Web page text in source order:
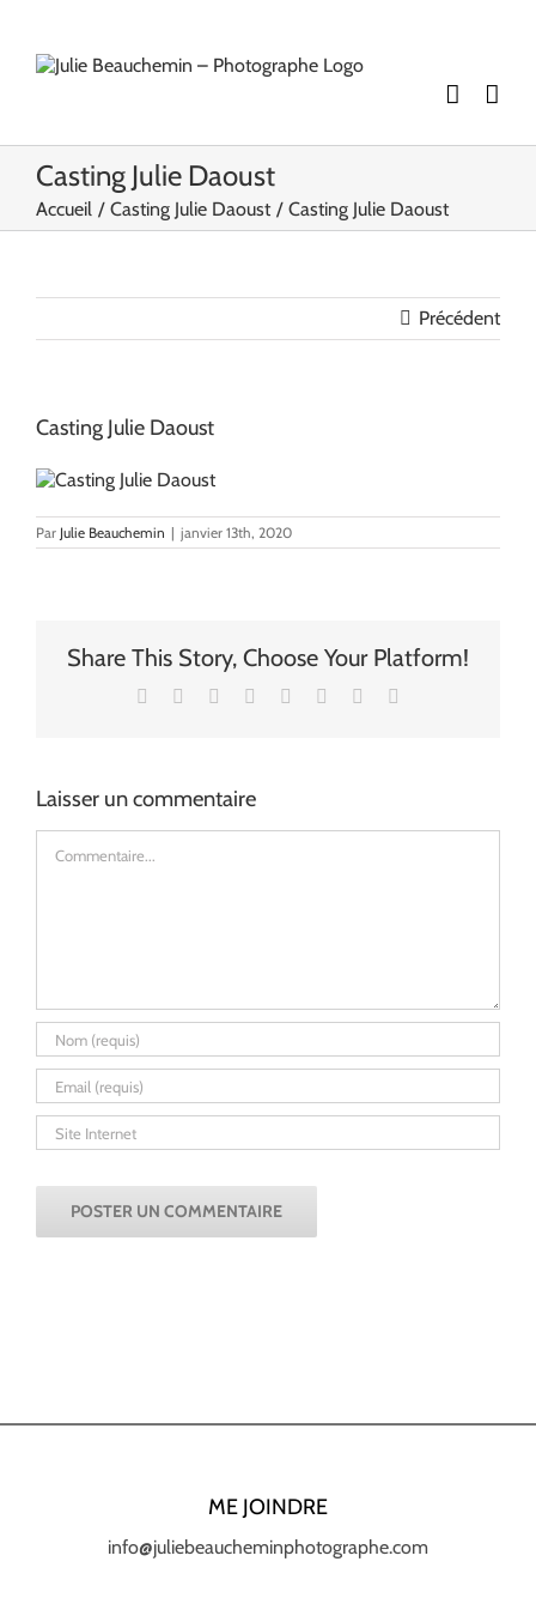
contenu
Casting Julie Daoust
Accueil Casting Julie Daoust Casting Julie Daoust
Précédent
Casting Julie Daoust
Par Julie Beauchemin | janvier 13th, 2020
Share This Story, Choose Your Platform!
Facebook Reddit LinkedIn
TumblrPinterest
Laisser un commentaire
ME JOINDRE
info@juliebeaucheminphotographe.com